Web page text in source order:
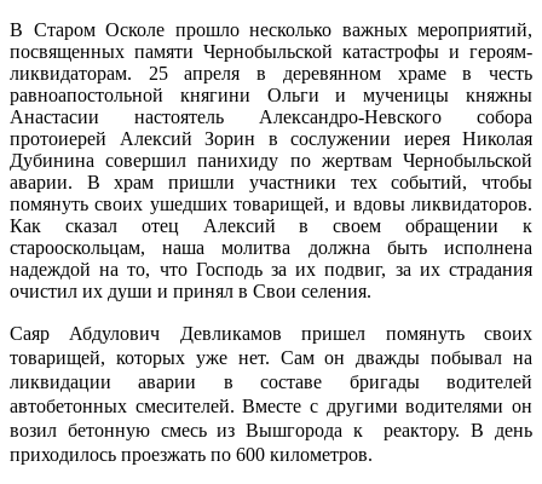
В Старом Осколе прошло несколько важных мероприятий,
посвященных памяти Чернобыльской катастрофы и героям-
ликвидаторам. 25 апреля в деревянном храме в честь
равноапостольной княгини Ольги и мученицы княжны
Анастасии настоятель Александро-Невского собора
протоиерей Алексий Зорин в сослужении иерея Николая
Дубинина совершил панихиду по жертвам Чернобыльской
аварии. В храм пришли участники тех событий, чтобы
помянуть своих ушедших товарищей, и вдовы ликвидаторов.
Как сказал отец Алексий в своем обращении к
старооскольцам, наша молитва должна быть исполнена
надеждой на то, что Господь за их подвиг, за их страдания
очистил их души и принял в Свои селения.
Саяр Абдулович Девликамов пришел помянуть своих
товарищей, которых уже нет. Сам он дважды побывал на
ликвидации аварии в составе бригады водителей
автобетонных смесителей. Вместе с другими водителями он
возил бетонную смесь из Вышгорода к реактору. В день
приходилось проезжать по 600 километров.